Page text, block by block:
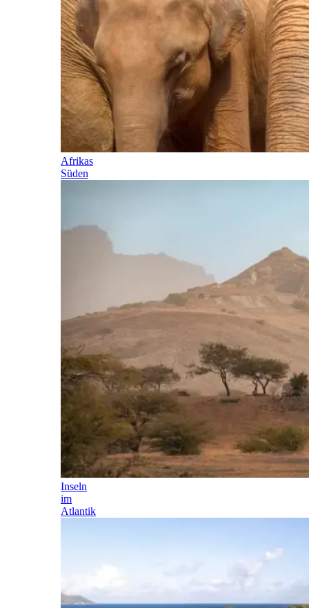
Afrikas
Süden
Inseln
im
Atlantik